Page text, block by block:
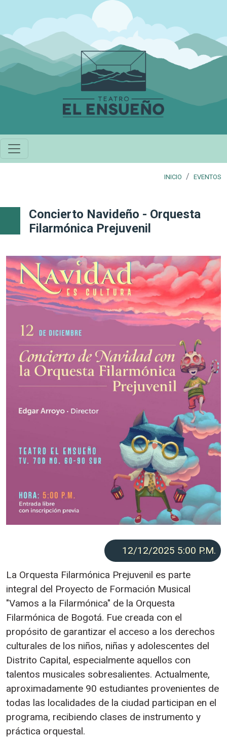
Pasar al contenido principal
INICIO EVENTOS
Concierto Navideño - Orquesta
Filarmónica Prejuvenil
12/12/2025 5:00 P.M.
La Orquesta Filarmónica Prejuvenil es parte
integral del Proyecto de Formación Musical
"Vamos a la Filarmónica" de la Orquesta
Filarmónica de Bogotá. Fue creada con el
propósito de garantizar el acceso a los derechos
culturales de los niños, niñas y adolescentes del
Distrito Capital, especialmente aquellos con
talentos musicales sobresalientes. Actualmente,
aproximadamente 90 estudiantes provenientes de
todas las localidades de la ciudad participan en el
programa, recibiendo clases de instrumento y
práctica orquestal.